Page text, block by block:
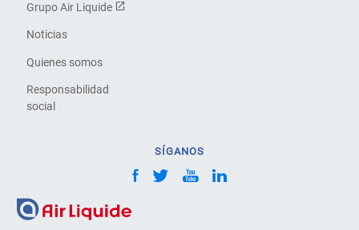
Grupo Air Liquide
Noticias
Quienes somos
Responsabilidad
social
SÍGANOS